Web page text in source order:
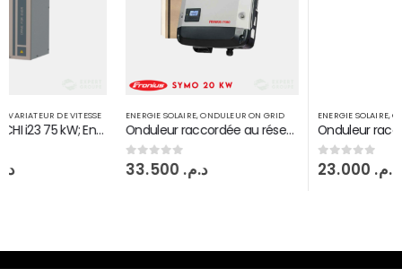
ENERGIE SOLAIRE,ONDULEUR ON GRID
Onduleur raccordée au réseau Fronius symo 20 KW injection on grid 2 MPPT
ENERGIE SOLAIRE, ONDULEUR ON GRID
Onduleur raccordée au réseau Fronius symo 8,2 KW injection on grid 2 MPPT